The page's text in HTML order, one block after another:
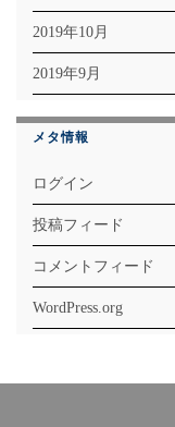
2019年10月
2019年9月
メタ情報
ログイン
投稿フィード
コメントフィード
WordPress.org